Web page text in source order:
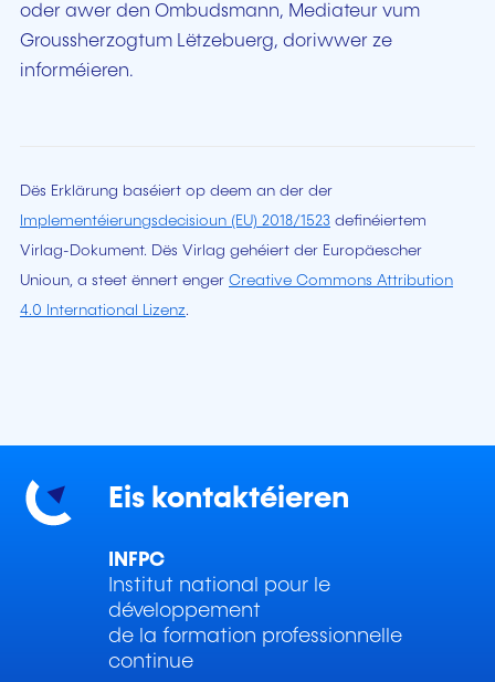
oder awer den Ombudsmann, Mediateur vum
Groussherzogtum Lëtzebuerg, doriwwer ze
informéieren.
Dës Erklärung baséiert op deem an der der
Implementéierungsdecisioun (EU) 2018/1523 definéiertem
Virlag-Dokument. Dës Virlag gehéiert der Europäescher
Unioun, a steet ënnert enger Creative Commons Attribution
4.0 International Lizenz.
Eis kontaktéieren
INFPC
Institut national pour le
développement
de la formation professionnelle
continue